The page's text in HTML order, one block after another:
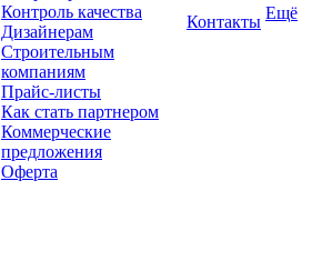
Контроль качества
Дизайнерам
Строительным
компаниям
Прайс-листы
Как стать партнером
Коммерческие
предложения
Оферта
Контакты Ещё